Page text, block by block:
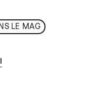
LE MAG